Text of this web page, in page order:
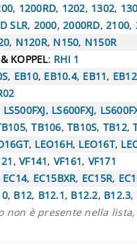
, 1200RD, 1202, 1302,
SLR, 2000, 2000RD, 2100,
, N120R, N150, N150R
KOPPEL: RHI 1
, EB10, EB10.4, EB11, EB12
LS500FXJ, LS600FXJ,
,TB106, TB10S, TB12,
, LEO16H, LEO16T,
, VF141, VF161, VF171
EC14, EC15BXR, EC15R,
, B12, B12.1, B12.2, B12.3,
non è presente nella